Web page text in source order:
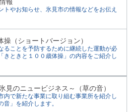
トやお知らせ、氷見市の情報などをお伝え
操（ショートバージョン）
ることを予防するために継続した運動が必
きときと１００歳体操」の内容をご紹介し
見のニュービジネス～（草の音）
内で新たな事業に取り組む事業所を紹介し
音」を紹介します。